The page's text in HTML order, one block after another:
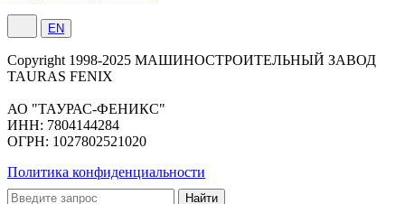
EN
Сopyright 1998-2025 МАШИНОСТРОИТЕЛЬНЫЙ ЗАВОД
TAURAS FENIX
АО "ТАУРАС-ФЕНИКС"
ИНН: 7804144284
ОГРН: 1027802521020
Политика конфиденциальности